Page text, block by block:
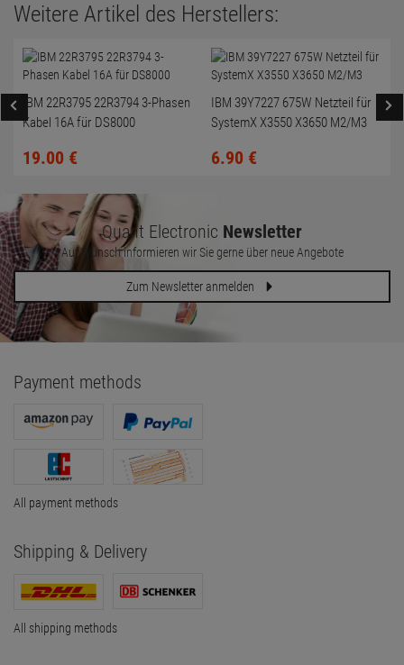
Weitere Artikel des Herstellers:
IBM 22R3795 22R3794 3-Phasen
Kabel 16A für DS8000
19.00 €
IBM 39Y7227 675W Netzteil für
SystemX X3550 X3650 M2/M3
6.90 €
Quant Electronic Newsletter
Auf Wunsch informieren wir Sie gerne über neue Angebote
Zum Newsletter anmelden
Payment methods
All payment methods
Shipping & Delivery
All shipping methods